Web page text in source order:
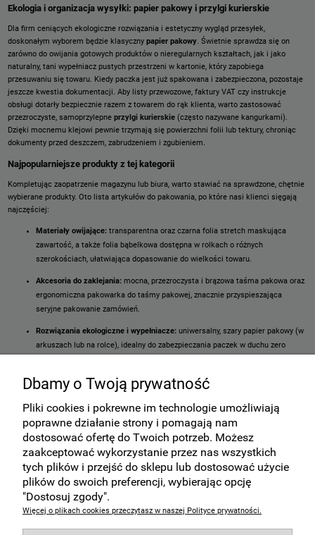
Ekologia i organizacja wysyłki: papier pakowy i przylgi kurierskie
Dla firm ceniących ekologiczne rozwiązania i estetyczny wygląd przesyłek,
doskonałym wyborem będzie klasyczny papier pakowy. Świetnie sprawdza się on
zarówno do owijania gotowych produktów o nieregularnych kształtach, jak i jako
naturalny, tani wypełniacz pustych przestrzeni w kartonie, który zapobiega
przesuwaniu się towaru. Kiedy paczka jest już spakowana i zabezpieczona, pozostaje
jeszcze kwestia dokumentacji. Aby listy przewozowe, faktury VAT czy instrukcje
obsługi dotarły bezpiecznie razem z towarem do rąk klienta, warto zastosować
przezroczyste, samoprzylepne przylgi kurierskie (często nazywane kangurkami).
Dzięki mocnemu klejowi pewnie trzymają się powierzchni folii lub tektury, chroniąc
dokumenty przed deszczem, zabrudzeniem i zgubieniem.
Najpopularniejsze produkty z tej kategorii
Kompletując zaopatrzenie magazynu lub biura, warto stawiać na sprawdzone, chętnie
wybierane produkty. Oto lista artykułów do pakowania, po które nasi klienci sięgają
najczęściej:
Materiały owijające: transparentna oraz czarna folia stretch maskująca
zawartość, a także folia bąbelkowa dostępna w rolkach o różnych
szerokościach, ułatwiająca dopasowanie do wielkości towaru.
Akcesoria do zaklejania: mocna, przezroczysta i brązowa taśma pakowa oraz
ergonomiczna pakowarka do taśmy pakowej, znacznie przyspieszająca
seryjne pakowanie zamówień.
Rozwiązania ekologiczne i wypełniacze: uniwersalny, szary papier pakowy (w
arkuszach lub na rolce), idealny do zabezpieczania paczek w duchu zero
Organizacja dokumentów: przylgi kurierskie w popularnych formatach (C5,
C6, DL), gwarantujące, że etykiety nadawcze są zawsze widoczne i
bezpieczne.
Podstawowe opakowania:
wytrzymałe koperty bąbelkowe, klasyczne kartony
klapowe i tuby wysyłkowe.
Materiały do pakowania Kraków- dostawa gratis do klienta przy zakupie za min, 150
Dbamy o Twoją prywatność
Pliki cookies i pokrewne im technologie umożliwiają
poprawne działanie strony i pomagają nam
dostosować ofertę do Twoich potrzeb. Możesz
zaakceptować wykorzystanie przez nas wszystkich
tych plików i przejść do sklepu lub dostosować użycie
plików do swoich preferencji, wybierając opcję
"Dostosuj zgody".
Więcej o plikach cookies przeczytasz w naszej Polityce prywatności.